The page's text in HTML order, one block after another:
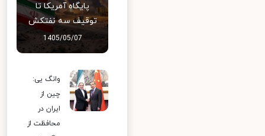
پایگاه آمریکا تا
توقیف سه نفتکش
1405/05/07
وانگ یی:
چین از
ایران در
محافظت از